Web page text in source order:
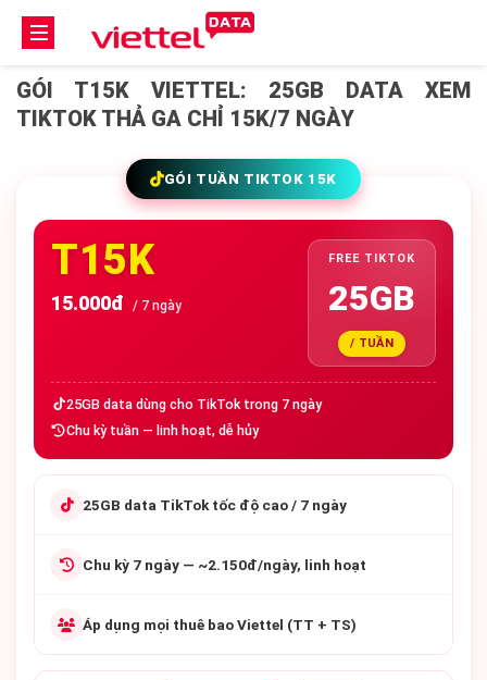
GÓI T15K VIETTEL: 25GB DATA XEM
TIKTOK THẢ GA CHỈ 15K/7 NGÀY
GÓI TUẦN TIKTOK 15K
T15K
15.000đ / 7 ngày
FREE TIKTOK
25GB
/ TUẦN
25GB data dùng cho TikTok trong 7 ngày
Chu kỳ tuần — linh hoạt, dễ hủy
25GB data TikTok tốc độ cao / 7 ngày
Chu kỳ 7 ngày — ~2.150đ/ngày, linh hoạt
Áp dụng mọi thuê baoViettel (TT + TS)